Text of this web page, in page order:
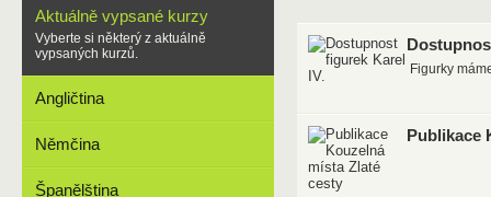
Aktuálně vypsané kurzy
Vyberte si některý z aktuálně
vypsaných kurzů.
Angličtina
Němčina
Španělština
Figurky
Publikace